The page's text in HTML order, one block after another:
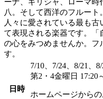
八。そして西洋のフルー
人々に愛されている最も
て表現される楽器です。
の心をみつめませんか。フ
す。
日時
7/10、7/24、8/21、
第2・4金曜日 17:20
ホームページから